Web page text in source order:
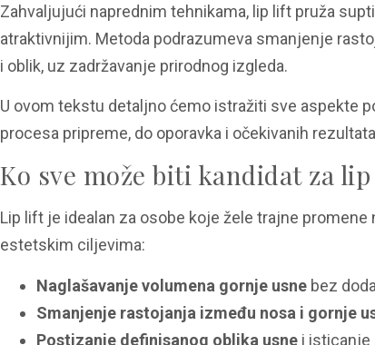
Zahvaljujući naprednim tehnikama, lip lift pruža
atraktivnijim. Metoda podrazumeva smanjenje
i oblik, uz zadržavanje prirodnog izgleda.
U ovom tekstu detaljno ćemo istražiti sve aspekte
procesa pripreme, do oporavka i očekivanih
Ko sve može biti kandidat za
Lip lift je idealan za osobe koje žele trajne
estetskim ciljevima:
Naglašavanje volumena gornje usne bez
Smanjenje rastojanja između nosa i gornje
Postizanje definisanog oblika usne i isticanje